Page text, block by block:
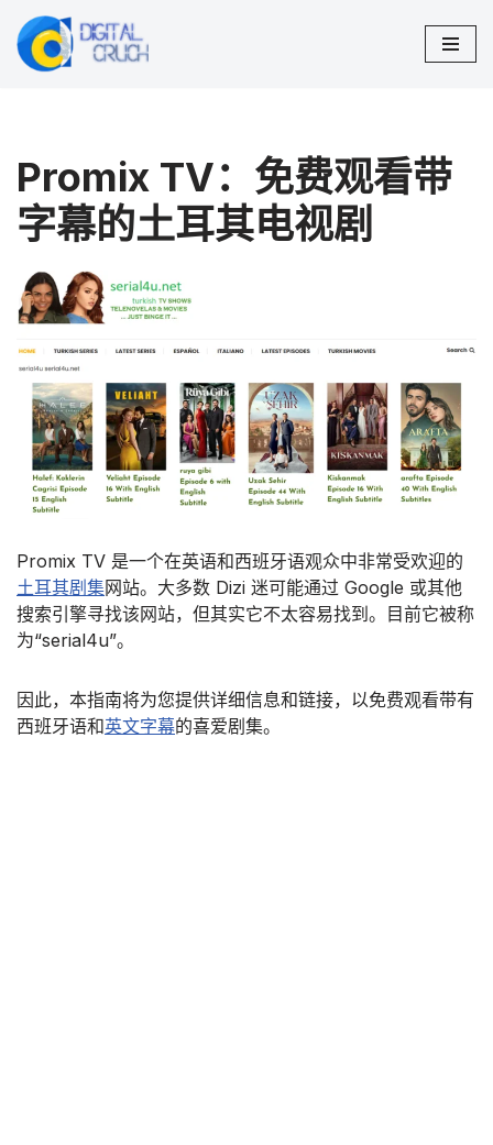
跳
Promix TV：免费观看带
字幕的土耳其电视剧
Promix TV 是一个在英语和西班牙语观众中非常受欢迎的
土耳其剧集网站。大多数 Dizi 迷可能通过 Google 或其他
搜索引擎寻找该网站，但其实它不太容易找到。目前它被称
为“serial4u”。
因此，本指南将为您提供详细信息和链接，以免费观看带有
西班牙语和英文字幕的喜爱剧集。